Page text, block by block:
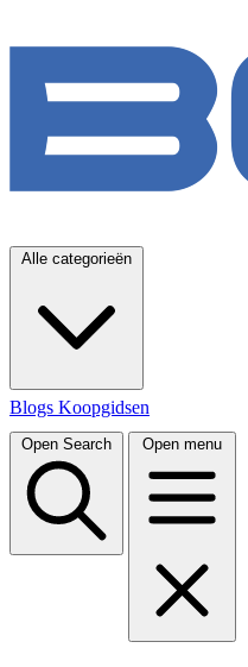
Alle categorieën
Blogs Koopgidsen
Open Search Open menu